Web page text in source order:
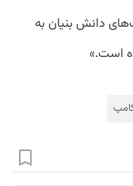
دانش بنیان به
است.»